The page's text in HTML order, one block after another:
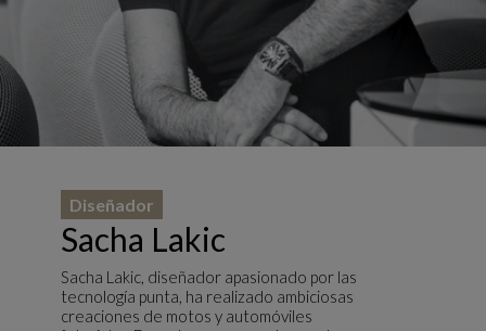
Sacha Lakic
Diseñador
Sacha Lakic, diseñador apasionado por las
tecnología punta, ha realizado ambiciosas
creaciones de motos y automóviles